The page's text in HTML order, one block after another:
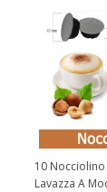
10
Lavazza A